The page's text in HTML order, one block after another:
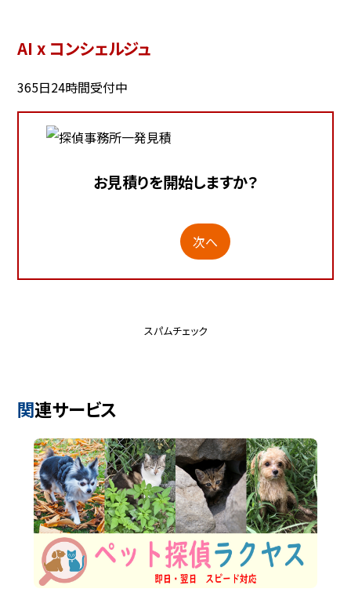
AI x コンシェルジュ
365日24時間受付中
お見積りを開始しますか？
次へ
スパムチェック
関連サービス